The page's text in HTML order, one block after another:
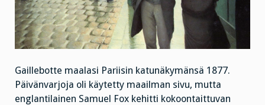
Gaillebotte maalasi Pariisin katunäkymänsä 1877.
Päivänvarjoja oli käytetty maailman sivu, mutta
englantilainen Samuel Fox kehitti kokoontaittuvan